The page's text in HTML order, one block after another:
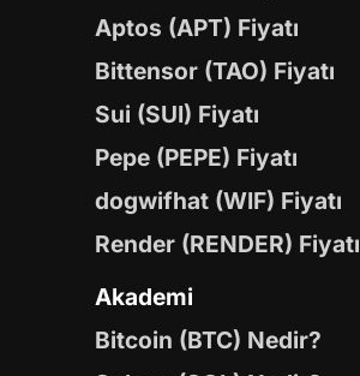
Aptos (APT) Fiyatı
Bittensor (TAO) Fiyatı
Sui (SUI) Fiyatı
Pepe (PEPE) Fiyatı
dogwifhat (WIF) Fiyatı
Render (RENDER) Fiyatı
Akademi
Bitcoin (BTC) Nedir?